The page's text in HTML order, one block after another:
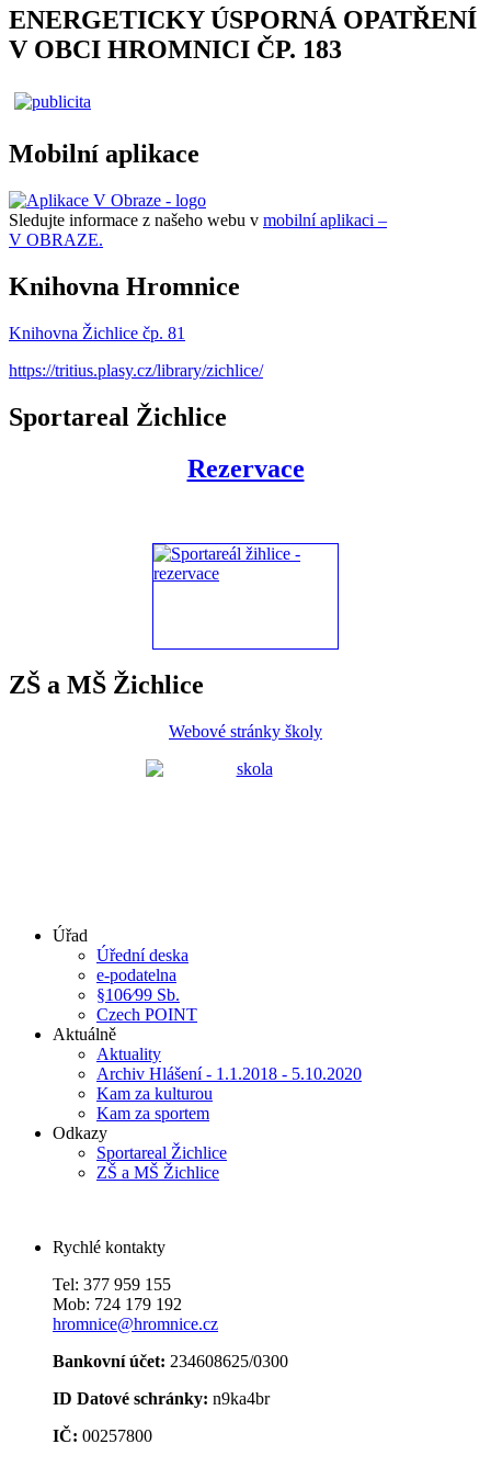
ENERGETICKY ÚSPORNÁ OPATŘENÍ
V OBCI HROMNICI ČP. 183
Mobilní aplikace
Sledujte informace z našeho webu v mobilní aplikaci –
V OBRAZE.
Knihovna Hromnice
Knihovna Žichlice čp. 81
https://tritius.plasy.cz/library/zichlice/
Sportareal Žichlice
Rezervace
ZŠ a MŠ Žichlice
Webové stránky školy
Úřad
Úřední deska
e-podatelna
§106⁄99 Sb.
Czech POINT
Aktuálně
Aktuality
Archiv Hlášení - 1.1.2018 - 5.10.2020
Kam za kulturou
Kam za sportem
Odkazy
Sportareal Žichlice
ZŠ a MŠ Žichlice
Rychlé kontakty
Tel: 377 959 155
Mob: 724 179 192
hromnice@hromnice.cz
Bankovní účet: 234608625/0300
ID Datové schránky: n9ka4br
IČ: 00257800